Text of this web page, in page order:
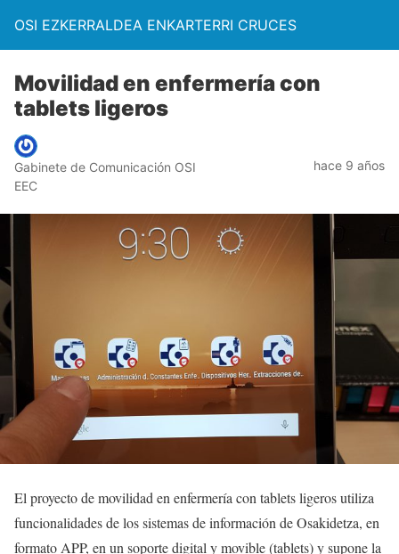
OSI EZKERRALDEA ENKARTERRI CRUCES
Movilidad en enfermería con
tablets ligeros
Gabinete de Comunicación OSI
EEC
hace 9 años
El proyecto de movilidad en enfermería con tablets ligeros utiliza
funcionalidades de los sistemas de información de Osakidetza, en
formato APP, en un soporte digital y movible (tablets) y supone la